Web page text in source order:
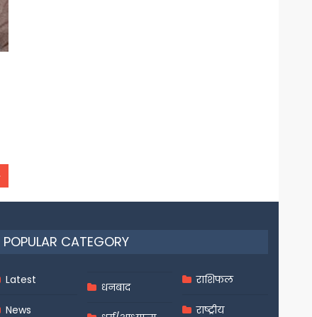
POPULAR CATEGORY
Latest
News
धनबाद
राशिफल
राष्ट्रीय